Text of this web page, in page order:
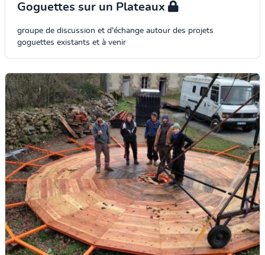
Goguettes sur un Plateaux
groupe de discussion et d'échange autour des projets
goguettes existants et à venir